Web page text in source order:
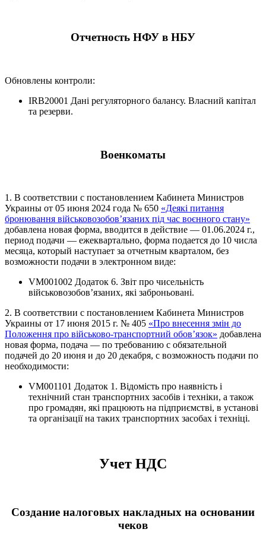
Отчетность НФУ в НБУ
Обновлены контроли:
IRB20001 Дані регуляторного балансу. Власний капітал
та резерви.
Военкоматы
1. В соответствии с постановлением Кабинета Министров
Украины от 05 июня 2024 года № 650 «Деякі питання
бронювання військовозобов’язаних під час воєнного стану»
добавлена новая форма, вводится в действие — 01.06.2024 г.,
период подачи — ежеквартально, форма подается до 10 числа
месяца, который наступает за отчетным кварталом, без
возможности подачи в электронном виде:
VM001002 Додаток 6. Звіт про чисельність
військовозобов’язаних, які заброньовані.
2. В соответствии с постановлением Кабинета Министров
Украины от 17 июня 2015 г. № 405 «Про внесення змін до
Положення про військово-транспортний обов’язок» добавлена
новая форма, подача — по требованию с обязательной
подачей до 20 июня и до 20 декабря, с возможность подачи по
необходимости:
VM001101 Додаток 1. Відомість про наявність і
технічний стан транспортних засобів і техніки, а також
про громадян, які працюють на підприємстві, в установі
та організації на таких транспортних засобах і техніці.
Учет НДС
Создание налоговых накладных на основании
чеков